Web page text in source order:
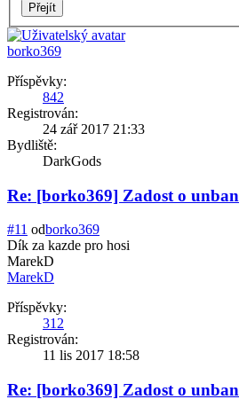
borko369
Příspěvky:
842
Registrován:
24 zář 2017 21:33
Bydliště:
DarkGods
Re: [borko369] Zadost o unban
#11 odborko369
Dík za kazde pro hosi
MarekD
MarekD
Příspěvky:
312
Registrován:
11 lis 2017 18:58
Re: [borko369] Zadost o unban